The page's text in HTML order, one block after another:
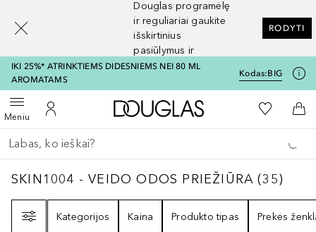
Douglas programėlę
ir reguliariai gaukite
išskirtinius
pasiūlymus ir
nuolaidas
RODYTI
IKI 25%* ATRINKTIEMS DIDESNIEMS NEI 80 ML
AROMATAMS
Kodas:BIG
MeniuAtidaryti meniuĮ mano paskyrą
Į Douglas pagrindinį
Į mano
Į
Grįžk atgal
Vykdykite paiešką
SKIN1004 - VEIDO ODOS PRIEŽIŪRA 35
SKIN1004 - VEIDO ODOS PRIEŽIŪRA (35)
Kategorijos
Kaina Produkto tipas Prekės
[navigation.slideout.screenreader]